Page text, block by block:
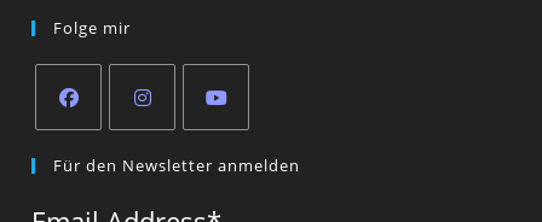
Folge mir
in
in
in
Für den Newsletter anmelden